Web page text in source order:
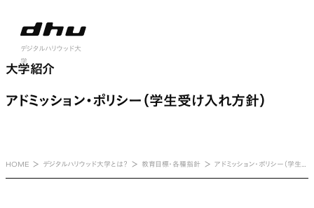
デジタルハリウッド大
学
open
大学紹介
アドミッション・ポリシー（学生受け入れ方針）
HOME デジタルハリウッド大学とは？ 教育目標・各種指針 アドミッション・ポリシー（学生受け入れ方針）